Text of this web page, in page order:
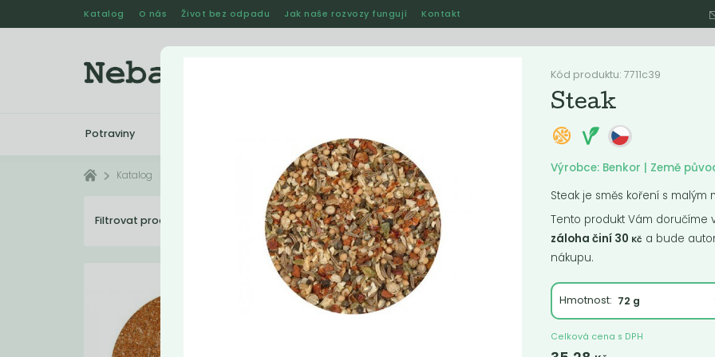
Katalog O nás Život bez odpadu Jak naše rozvozy fungují Kontakt
Potraviny Jak naše rozvozy
Katalog
Filtrovat produkty Doporučené Nejlevnější Nejprodávanější
Kód produktu: 7711c39
Steak
Výrobce: Benkor | Země
Steak je směs koření s malým
Tento produkt Vám doručíme
záloha činí 30 Kč a bude
nákupu.
Hmotnost:
Celková cena s DPH